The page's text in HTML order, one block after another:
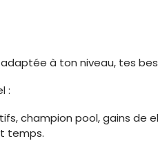
à ton niveau, tes
:
champion pool, gains
temps.